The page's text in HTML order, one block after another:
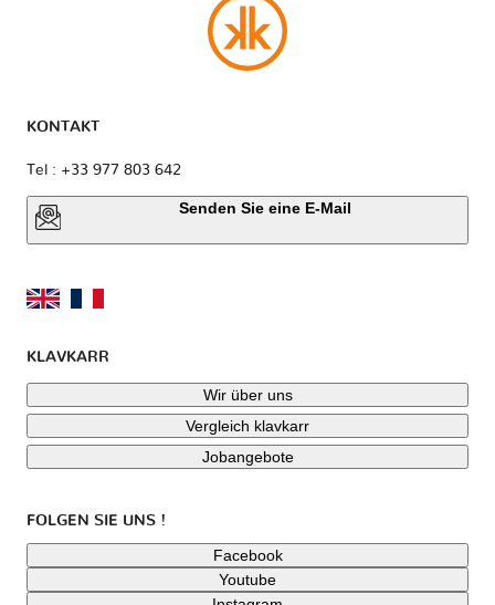
KONTAKT
Tel : +33 977 803 642
Senden Sie eine E-Mail
KLAVKARR
Wir über uns
Vergleich klavkarr
Jobangebote
FOLGEN SIE UNS !
Facebook
Youtube